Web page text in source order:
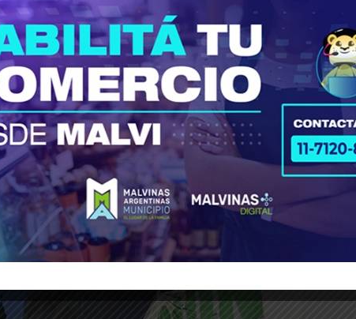
de mayo, el gremio de Alimentación inició
de las negociaciones paritarias con la
siguen estancadas y el gremio